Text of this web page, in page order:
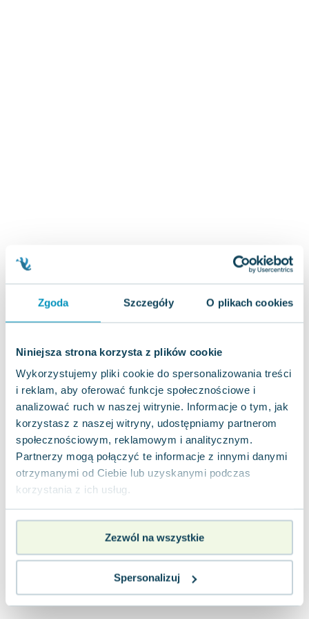
Zgoda Szczegóły O plikach cookies
Niniejsza strona korzysta z plików cookie
Wykorzystujemy pliki cookie do spersonalizowania treści
i reklam, aby oferować funkcje społecznościowe i
analizować ruch w naszej witrynie. Informacje o tym, jak
korzystasz z naszej witryny, udostępniamy partnerom
społecznościowym, reklamowym i analitycznym.
Partnerzy mogą połączyć te informacje z innymi danymi
otrzymanymi od Ciebie lub uzyskanymi podczas
korzystania z ich usług.
Zezwól na wszystkie
Spersonalizuj
Michael Scott
Piotr Semka
Jarosław Iwaszkiewicz
Joseph Murphy
Aleksander Puszkin
Oscar Wilde
Małgorzata Ohme
Maddie Ziegler
Leszek Czarnecki
Joanna Racewicz
Maria Seweryn
Janina Zającówna
Eric Helms
Anna Prus (oprac.)
Nela Mała Reporterka
Agnieszka Maciąg
Virginia Woolf